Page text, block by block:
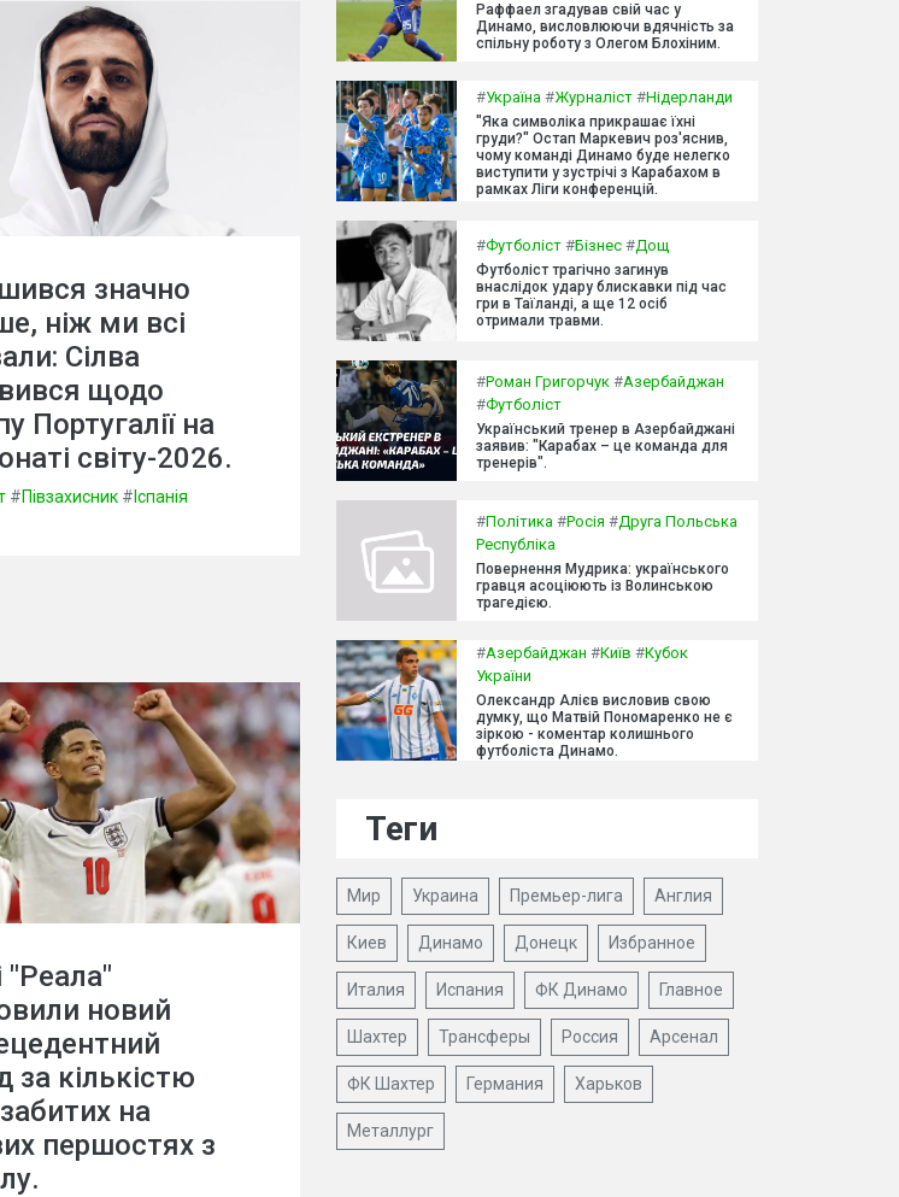
значно
ніж ми всі
Сілва
щодо
Португалії на
світу-2026.
#Півзахисник # Іспанія
"Реала"
новий
за кількістю
на
першостях з
Раффаел згадував свій час у
Динамо, висловлюючи вдячність за
спільну роботу з Олегом Блохіним.
#Україна #Журналіст #Нідерланди
"Яка символіка прикрашає їхні
груди?" Остап Маркевич роз'яснив,
чому команді Динамо буде нелегко
виступити у зустрічі з Карабахом в
рамках Ліги конференцій.
#Футболіст #Бізнес #Дощ
Футболіст трагічно загинув
внаслідок удару блискавки під час
гри в Таїланді, а ще 12 осіб
отримали травми.
#Роман Григорчук #Азербайджан
#Футболіст
Український тренер в Азербайджані
заявив: "Карабах – це команда для
тренерів".
#Політика #Росія #Друга Польська
Республіка
Повернення Мудрика: українського
гравця асоціюють із Волинською
трагедією.
#Азербайджан #Київ #Кубок
України
Олександр Алієв висловив свою
думку, що Матвій Пономаренко не є
зіркою - коментар колишнього
футболіста Динамо.
Теги
Мир Украина Премьер-лига Англия
Киев Динамо Донецк Избранное
Италия Испания ФК Динамо Главное
Шахтер Трансферы Россия Арсенал
ФК Шахтер Германия Харьков
Металлург